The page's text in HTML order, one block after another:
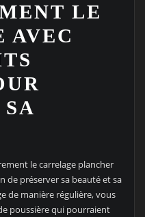
LE
AVEC
le carrelage plancher
de préserver sa beauté et sa
de manière régulière, vous
poussière qui pourraient